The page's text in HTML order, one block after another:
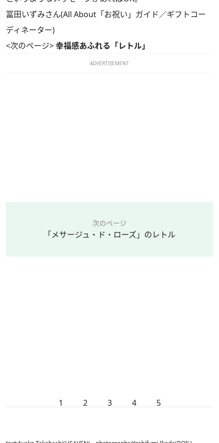
冨田いずみさん(All About「お祝い」ガイド／ギフトコー
ディネーター)
<次のページ>幸福感あふれる「レトル」
ADVERTISEMENT
次のページ
「メサージュ・ド・ローズ」のレトル
1 2 3 4 5